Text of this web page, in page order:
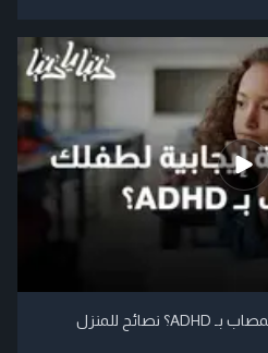
كيف تبني بيئة إيجابية لطفلك المصاب بـ ADHD؟ نصائح للمنزل